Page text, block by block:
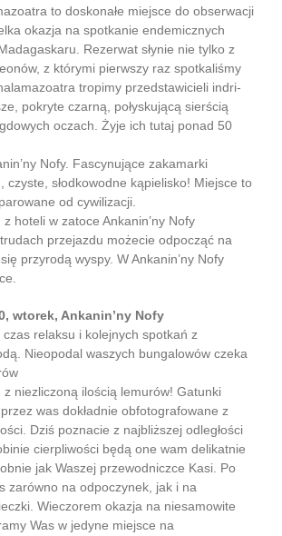
to doskonałe miejsce do obserwacji
okazja na spotkanie endemicznych
Rezerwat słynie nie tylko z
z którymi pierwszy raz spotkaliśmy
tropimy przedstawicieli indri-
pokryte czarną, połyskującą sierścią
oczach. Żyje ich tutaj ponad 50
Nofy. Fascynujące zakamarki
czyste, słodkowodne kąpielisko! Miejsce to
od cywilizacji.
hoteli w zatoce Ankanin’ny Nofy
przejazdu możecie odpocząć na
przyrodą wyspy. W Ankanin’ny Nofy
wtorek, Ankanin’ny Nofy
czas relaksu i kolejnych spotkań z
Nieopodal waszych bungalowów czeka
niezliczoną ilością lemurów! Gatunki
was dokładnie obfotografowane z
Dziś poznacie z najbliższej odległości
cierpliwości będą one wam delikatnie
jak Waszej przewodniczce Kasi. Po
zarówno na odpoczynek, jak i na
Wieczorem okazja na niesamowite
Was w jedyne miejsce na